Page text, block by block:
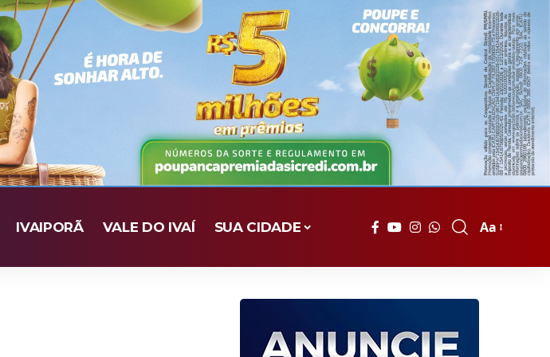
IVAIPORÃ VALE DO IVAÍ SUA CIDADE
Font
Aa